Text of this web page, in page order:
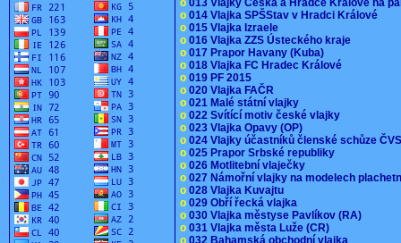
o 013 Vlajky Česka a Hradce Králové na
o 014 Vlajka SPŠStav v Hradci Králové
o 015 Vlajka Izraele
o 016 Vlajka ZZS Ústeckého kraje
o 017 Prapor Havany (Kuba)
o 018 Vlajka FC Hradec Králové
o 019 PF 2015
o 020 Vlajka FAČR
o 021 Malé státní vlajky
o 022 Svítící motiv české vlajky
o 023 Vlajka Opavy (OP)
o 024 Vlajky účastníků členské schůze
o 025 Prapor Srbské republiky
o 026 Motlitební vlaječky
o 027 Námořní vlajky na modelech
o 028 Vlajka Kuvajtu
o 029 Obří řecká vlajka
o 030 Vlajka městyse Pavlíkov (RA)
o 031 Vlajka města Luže (CR)
o 032 Bahamská obchodní vlajka